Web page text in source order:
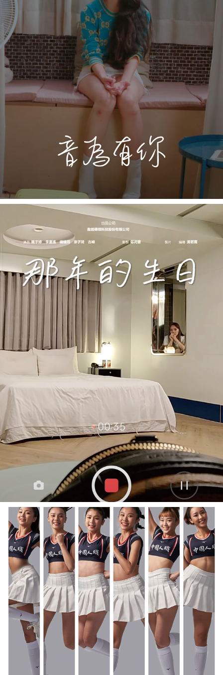
BECAUSE I HAVE YOU《音為有你》
2022
MY BIRTHDAY THAT YEAR《那年的生日》
2021
GO GIRLS!《女力啦啦隊》
2021